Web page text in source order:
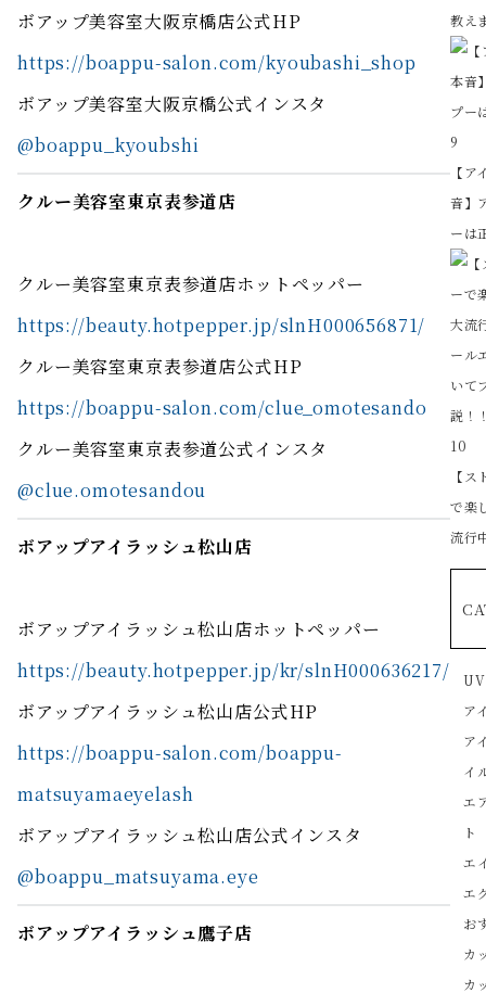
ボアップ美容室大阪京橋店公式HP
https://boappu-salon.com/kyoubashi_shop
ボアップ美容室大阪京橋公式インスタ
@boappu_kyoubshi
クルー美容室東京表参道店
クルー美容室東京表参道店ホットペッパー
https://beauty.hotpepper.jp/slnH000656871/
クルー美容室東京表参道店公式HP
https://boappu-salon.com/clue_omotesando
クルー美容室東京表参道公式インスタ
@clue.omotesandou
ボアップアイラッシュ松山店
ボアップアイラッシュ松山店ホットペッパー
https://beauty.hotpepper.jp/kr/slnH000636217/
ボアップアイラッシュ松山店公式HP
https://boappu-salon.com/boappu-
matsuyamaeyelash
ボアップアイラッシュ松山店公式インスタ
@boappu_matsuyama.eye
ボアップアイラッシュ鷹子店
教え
9
【ア
音】
ーは
10
【
で楽
流行
ア
ア
イ
エ
ト
エ
エ
お
カ
カ